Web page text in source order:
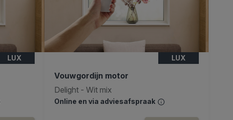
LUX LUX
Vouwgordijn motor
Delight - Wit mix
Online en via adviesafspraak